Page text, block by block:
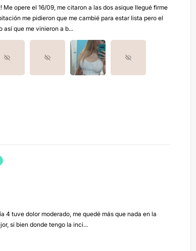
Me opere el 16/09, me citaron a las dos asique llegué firme
me pidieron que me cambié para estar lista pero el
así que me vinieron a b...
4 tuve dolor moderado, me quedé más que nada en la
si bien donde tengo la inci...